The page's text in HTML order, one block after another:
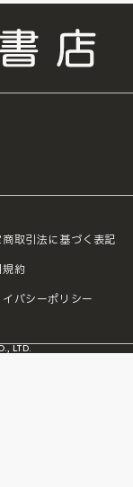
商取引法に基づく表記
約
イバシーポリシー
LTD.